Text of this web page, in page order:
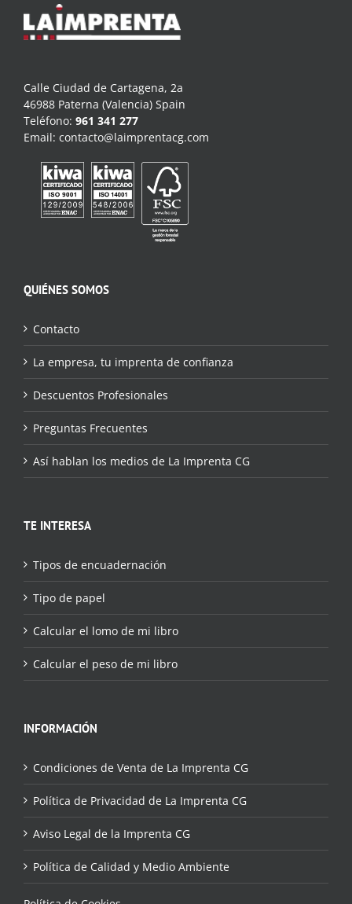
Calle Ciudad de Cartagena, 2a
46988 Paterna (Valencia) Spain
Teléfono: 961 341 277
Email: contacto@laimprentacg.com
QUIÉNES SOMOS
Contacto
La empresa, tu imprenta de confianza
Descuentos Profesionales
Preguntas Frecuentes
Así hablan los medios de La Imprenta CG
TE INTERESA
Tipos de encuadernación
Tipo de papel
Calcular el lomo de mi libro
Calcular el peso de mi libro
INFORMACIÓN
Condiciones de Venta de La Imprenta CG
Política de Privacidad de La Imprenta CG
Aviso Legal de la Imprenta CG
Política de Calidad y Medio Ambiente